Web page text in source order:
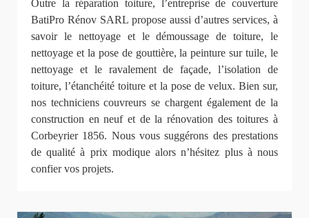
Outre la réparation toiture, l’entreprise de couverture
BatiPro Rénov SARL propose aussi d’autres services, à
savoir le nettoyage et le démoussage de toiture, le
nettoyage et la pose de gouttière, la peinture sur tuile, le
nettoyage et le ravalement de façade, l’isolation de
toiture, l’étanchéité toiture et la pose de velux. Bien sur,
nos techniciens couvreurs se chargent également de la
construction en neuf et de la rénovation des toitures à
Corbeyrier 1856. Nous vous suggérons des prestations
de qualité à prix modique alors n’hésitez plus à nous
confier vos projets.